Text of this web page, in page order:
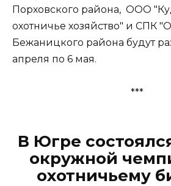
Порховского района, ООО
охотничье хозяйство" и СПК
Бежаницкого района будут
апреля по 6 мая.
***
В Югре
окружной
охотничьему